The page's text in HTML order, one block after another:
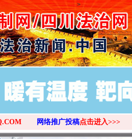
>
网络推广投稿点击进入>>>